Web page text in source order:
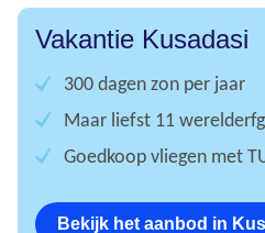
Vakantie Kusadasi
300 dagen zon per jaar
Maar liefst 11
Goedkoop vliegen met
Bekijk het aanbod in